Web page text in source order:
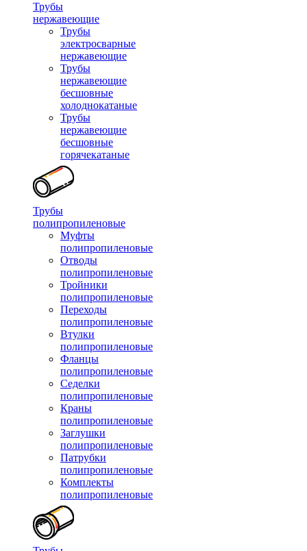
Трубы
нержавеющие
Трубы
электросварные
нержавеющие
Трубы
нержавеющие
бесшовные
холоднокатаные
Трубы
нержавеющие
бесшовные
горячекатаные
Трубы
полипропиленовые
Муфты
полипропиленовые
Отводы
полипропиленовые
Тройники
полипропиленовые
Переходы
полипропиленовые
Втулки
полипропиленовые
Фланцы
полипропиленовые
Седелки
полипропиленовые
Краны
полипропиленовые
Заглушки
полипропиленовые
Патрубки
полипропиленовые
Комплекты
полипропиленовые